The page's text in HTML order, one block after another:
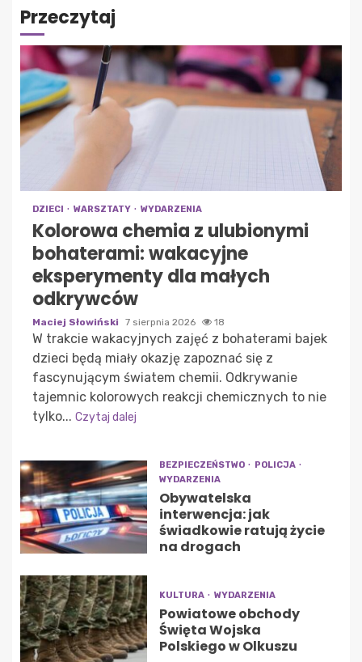
Przeczytaj
DZIECI WARSZTATY WYDARZENIA
Kolorowa chemia z ulubionymi
bohaterami: wakacyjne
eksperymenty dla małych
odkrywców
Maciej Słowiński 7 sierpnia 2026 18
W trakcie wakacyjnych zajęć z bohaterami bajek
dzieci będą miały okazję zapoznać się z
fascynującym światem chemii. Odkrywanie
tajemnic kolorowych reakcji chemicznych to nie
tylko... Czytaj dalej
BEZPIECZEŃSTWO
POLICJA
WYDARZENIA
Obywatelska
interwencja: jak
świadkowie ratują życie
na drogach
KULTURA WYDARZENIA
Powiatowe obchody
Święta Wojska
Polskiego w Olkuszu